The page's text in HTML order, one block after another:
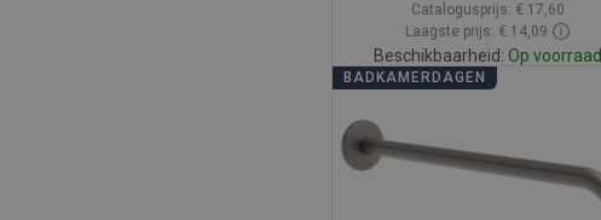
Catalogusprijs: € 17,60
Laagste prijs: € 14,09
Beschikbaarheid: Op voorraad
Vergelijk
BADKAMERDAGEN